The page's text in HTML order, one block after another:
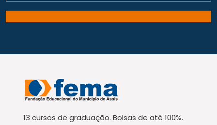
13 cursos de graduação. Bolsas de até 100%.